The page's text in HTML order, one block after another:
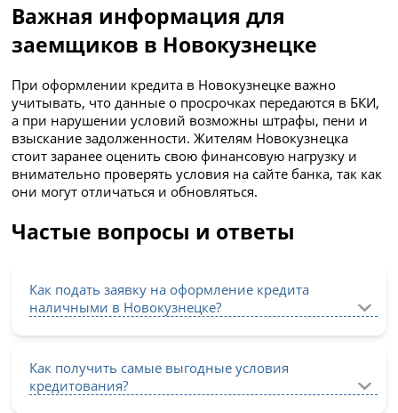
Важная информация для
заемщиков в Новокузнецке
При оформлении кредита в Новокузнецке важно
учитывать, что данные о просрочках передаются в БКИ,
а при нарушении условий возможны штрафы, пени и
взыскание задолженности. Жителям Новокузнецка
стоит заранее оценить свою финансовую нагрузку и
внимательно проверять условия на сайте банка, так как
они могут отличаться и обновляться.
Частые вопросы и ответы
Как подать заявку на оформление кредита
наличными в Новокузнецке?
Как получить самые выгодные условия
кредитования?